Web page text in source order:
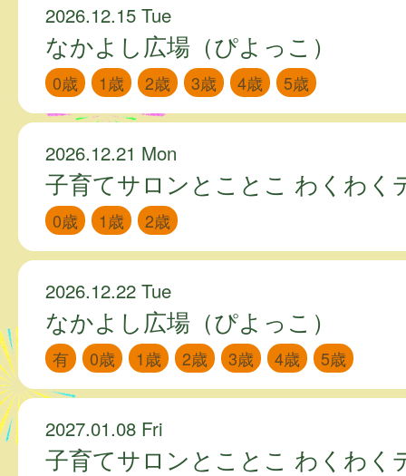
2026.12.15 Tue
なかよし広場（ぴよっこ）
0歳 1歳 2歳 3歳 4歳 5歳
2026.12.21 Mon
子育てサロンとことこ わくわく
0歳 1歳 2歳
2026.12.22 Tue
なかよし広場（ぴよっこ）
有 0歳 1歳 2歳 3歳 4歳 5歳
2027.01.08 Fri
子育てサロンとことこ わくわく